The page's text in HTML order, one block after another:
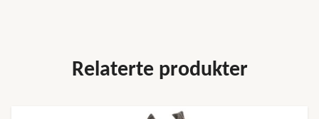
Relaterte produkter